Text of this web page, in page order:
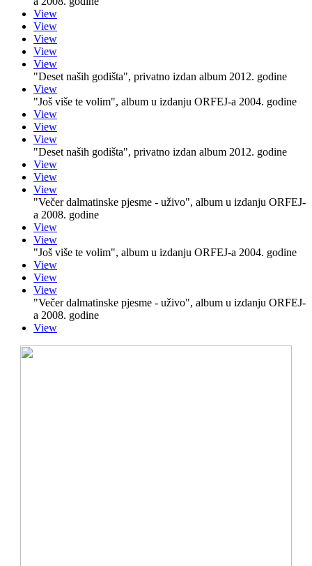
View
View
View
View
View
"Deset naših godišta", privatno izdan album 2012. godine
View
"Još više te volim", album u izdanju ORFEJ-a 2004. godine
View
View
View
"Deset naših godišta", privatno izdan album 2012. godine
View
View
View
"Večer dalmatinske pjesme - uživo", album u izdanju ORFEJ-
a 2008. godine
View
View
"Još više te volim", album u izdanju ORFEJ-a 2004. godine
View
View
View
"Večer dalmatinske pjesme - uživo", album u izdanju ORFEJ-
a 2008. godine
View